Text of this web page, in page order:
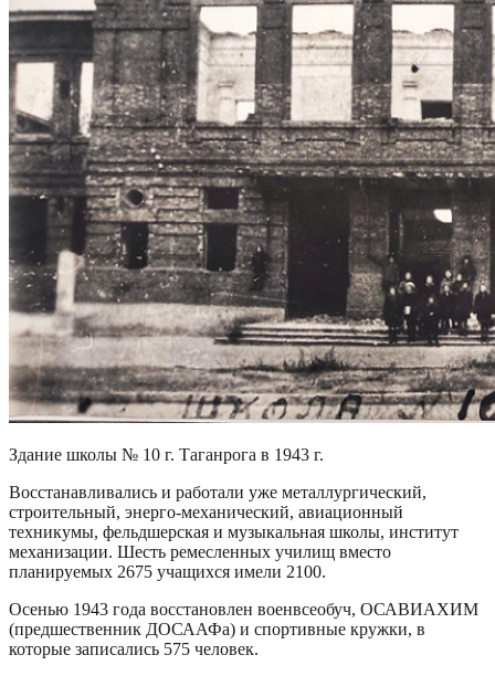
Здание школы № 10 г. Таганрога в 1943 г.
Восстанавливались и работали уже металлургический,
строительный, энерго-механический, авиационный
техникумы, фельдшерская и музыкальная школы, институт
механизации. Шесть ремесленных училищ вместо
планируемых 2675 учащихся имели 2100.
Осенью 1943 года восстановлен военвсеобуч, ОСАВИАХИМ
(предшественник ДОСААФа) и спортивные кружки, в
которые записались 575 человек.